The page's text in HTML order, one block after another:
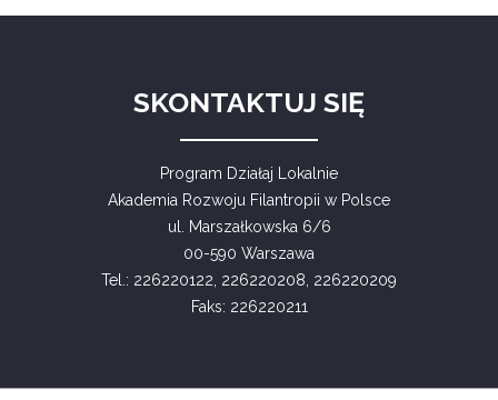
SKONTAKTUJ SIĘ
Program Działaj Lokalnie
Akademia Rozwoju Filantropii w Polsce
ul. Marszałkowska 6/6
00-590 Warszawa
Tel.: 226220122, 226220208, 226220209
Faks: 226220211